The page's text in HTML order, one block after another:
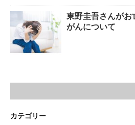
東野圭吾さんがお
がんについて
カテゴリー